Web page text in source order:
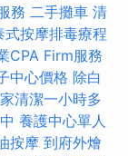
務 二手攤車 清
式按摩排毒療程
CPA Firm服務
中心價格 除白
清潔一小時多
養護中心單人
按摩 到府外燴